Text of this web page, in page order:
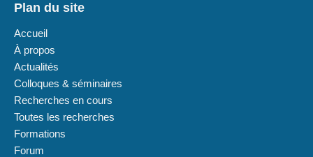
Plan du site
Accueil
À propos
Actualités
Colloques & séminaires
Recherches en cours
Toutes les recherches
Formations
Forum